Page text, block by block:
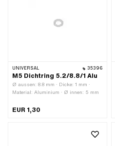
UNIVERSAL 35396
M5 Dichtring 5.2/8.8/1 Alu
Ø aussen: 8.8 mm · Dicke: 1 mm ·
Material: Aluminium · Ø innen: 5 mm
EUR 1,30